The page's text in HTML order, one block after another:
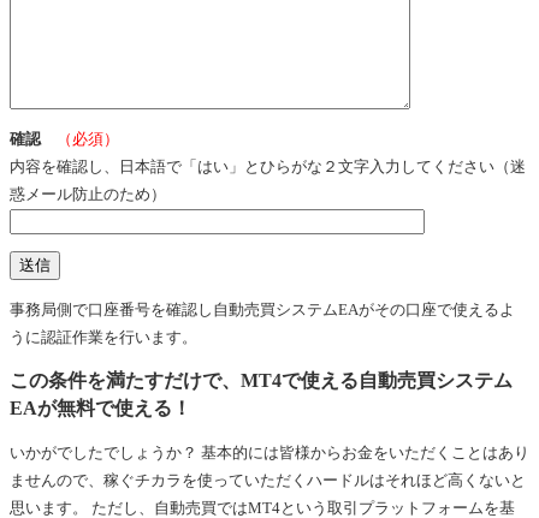
確認
（必須）
内容を確認し、日本語で「はい」とひらがな２文字入力してください（迷
惑メール防止のため）
事務局側で口座番号を確認し自動売買システムEAがその口座で使えるよ
うに認証作業を行います。
この条件を満たすだけで、MT4で使える自動売買システム
EAが無料で使える！
いかがでしたでしょうか？ 基本的には皆様からお金をいただくことはあり
ませんので、稼ぐチカラを使っていただくハードルはそれほど高くないと
思います。 ただし、自動売買ではMT4という取引プラットフォームを基